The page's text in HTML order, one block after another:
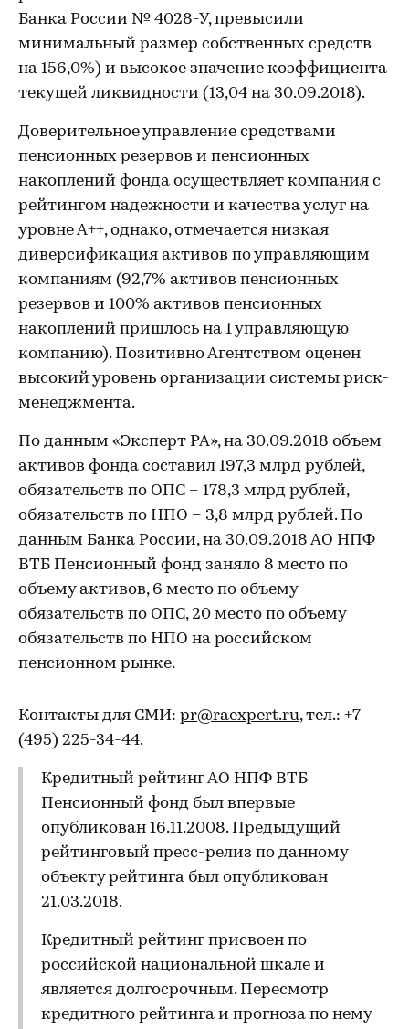
Банка России № 4028-У, превысили
минимальный размер собственных средств
на 156,0%) и высокое значение коэффициента
текущей ликвидности (13,04 на 30.09.2018).
Доверительное управление средствами
пенсионных резервов и пенсионных
накоплений фонда осуществляет компания с
рейтингом надежности и качества услуг на
уровне А++, однако, отмечается низкая
диверсификация активов по управляющим
компаниям (92,7% активов пенсионных
резервов и 100% активов пенсионных
накоплений пришлось на 1 управляющую
компанию). Позитивно Агентством оценен
высокий уровень организации системы риск-
менеджмента.
По данным «Эксперт РА», на 30.09.2018 объем
активов фонда составил 197,3 млрд рублей,
обязательств по ОПС – 178,3 млрд рублей,
обязательств по НПО – 3,8 млрд рублей. По
данным Банка России, на 30.09.2018 АО НПФ
ВТБ Пенсионный фонд заняло 8 место по
объему активов, 6 место по объему
обязательств по ОПС, 20 место по объему
обязательств по НПО на российском
пенсионном рынке.
Контакты для СМИ: pr@raexpert.ru, тел.: +7
(495) 225-34-44.
Кредитный рейтинг АО НПФ ВТБ
Пенсионный фонд был впервые
опубликован 16.11.2008. Предыдущий
рейтинговый пресс-релиз по данному
объекту рейтинга был опубликован
21.03.2018.
Кредитный рейтинг присвоен по
российской национальной шкале и
является долгосрочным. Пересмотр
кредитного рейтинга и прогноза по нему